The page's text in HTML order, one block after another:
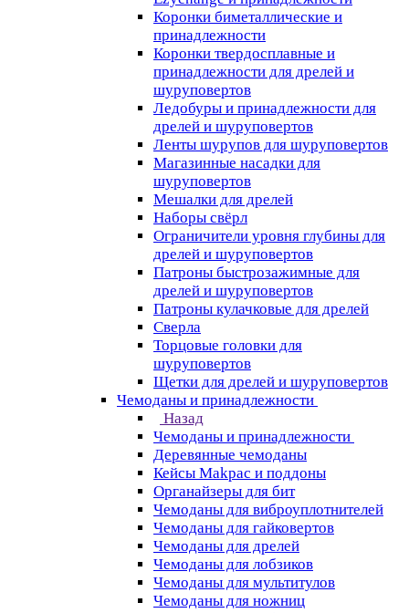
Коронки биметаллические и
принадлежности
Коронки твердосплавные и
принадлежности для дрелей и
шуруповертов
Ледобуры и принадлежности для
дрелей и шуруповертов
Ленты шурупов для шуруповертов
Магазинные насадки для
шуруповертов
Мешалки для дрелей
Наборы свёрл
Ограничители уровня глубины для
дрелей и шуруповертов
Патроны быстрозажимные для
дрелей и шуруповертов
Патроны кулачковые для дрелей
Сверла
Торцовые головки для
шуруповертов
Щетки для дрелей и шуруповертов
Чемоданы и принадлежности
Назад
Чемоданы и принадлежности
Деревянные чемоданы
Кейсы Makpac и поддоны
Органайзеры для бит
Чемоданы для виброуплотнителей
Чемоданы для гайковертов
Чемоданы для дрелей
Чемоданы для лобзиков
Чемоданы для мультитулов
Чемоданы для ножниц